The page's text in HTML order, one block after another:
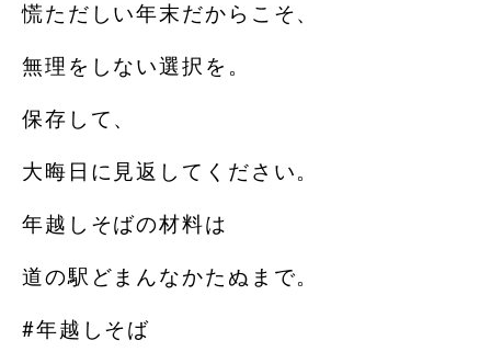
慌ただしい年末だからこそ、
無理をしない選択を。
保存して、
大晦日に見返してください。
年越しそばの材料は
道の駅どまんなかたぬまで。
#年越しそば